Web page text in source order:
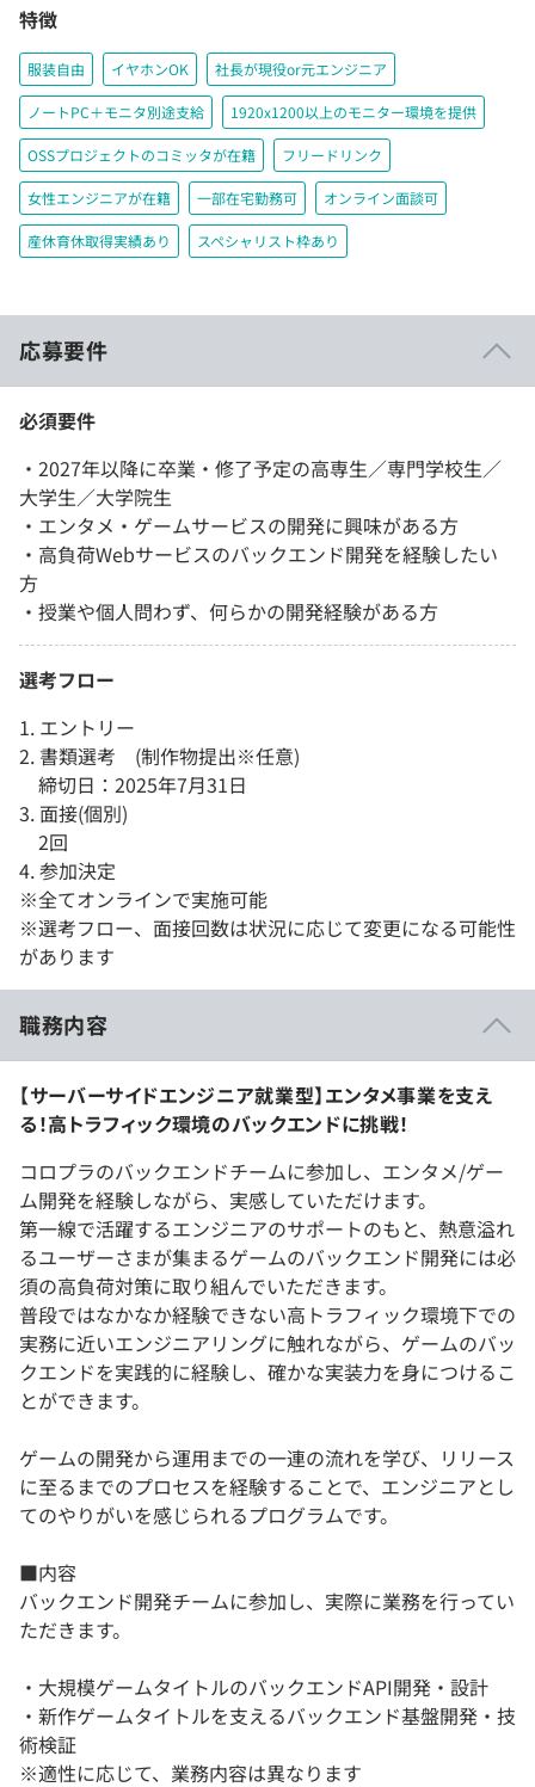
特徴
服装自由 イヤホンOK 社長が現役or元エンジニア
ノートPC＋モニタ別途支給 1920x1200以上のモニター環境を提供
OSSプロジェクトのコミッタが在籍 フリードリンク
女性エンジニアが在籍 一部在宅勤務可 オンライン面談可
産休育休取得実績あり スペシャリスト枠あり
応募要件
必須要件
・2027年以降に卒業・修了予定の高専生／専門学校生／
大学生／大学院生
・エンタメ・ゲームサービスの開発に興味がある方
・高負荷Webサービスのバックエンド開発を経験したい
方
・授業や個人問わず、何らかの開発経験がある方
選考フロー
1. エントリー
2. 書類選考 (制作物提出※任意)
締切日：2025年7月31日
3. 面接(個別)
2回
4. 参加決定
※全てオンラインで実施可能
※選考フロー、面接回数は状況に応じて変更になる可能性
があります
職務内容
【サーバーサイドエンジニア就業型】エンタメ事業を支え
る！高トラフィック環境のバックエンドに挑戦！
コロプラのバックエンドチームに参加し、エンタメ/ゲー
ム開発を経験しながら、実感していただけます。
第一線で活躍するエンジニアのサポートのもと、熱意溢れ
るユーザーさまが集まるゲームのバックエンド開発には必
須の高負荷対策に取り組んでいただきます。
普段ではなかなか経験できない高トラフィック環境下での
実務に近いエンジニアリングに触れながら、ゲームのバッ
クエンドを実践的に経験し、確かな実装力を身につけるこ
とができます。
ゲームの開発から運用までの一連の流れを学び、リリース
に至るまでのプロセスを経験することで、エンジニアとし
てのやりがいを感じられるプログラムです。
■内容
バックエンド開発チームに参加し、実際に業務を行ってい
ただきます。
・大規模ゲームタイトルのバックエンドAPI開発・設計
・新作ゲームタイトルを支えるバックエンド基盤開発・技
術検証
※適性に応じて、業務内容は異なります